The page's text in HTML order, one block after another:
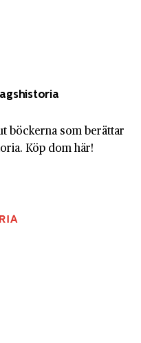
böckerna som berättar
Köp dom här!